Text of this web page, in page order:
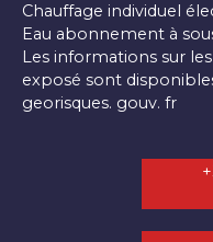
Chauffage individuel
Eau abonnement à
Les informations sur
exposé sont
georisques. gouv. fr